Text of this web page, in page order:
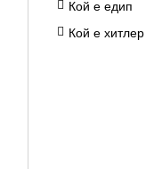
Кой е едип
Кой е хитлер